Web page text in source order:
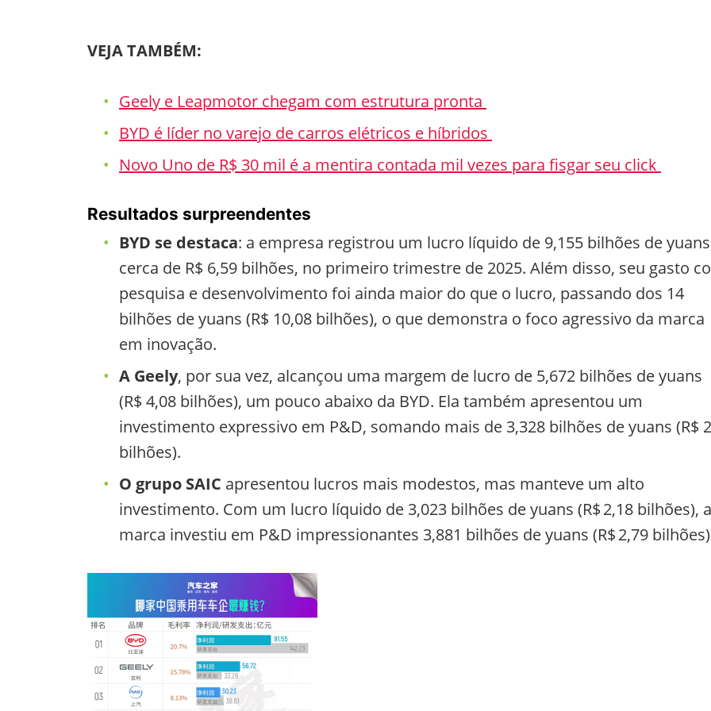
VEJA TAMBÉM:
Geely e Leapmotor chegam com estrutura pronta
BYD é líder no varejo de carros elétricos e híbridos
Novo Uno de R$ 30 mil é a mentira contada mil vezes para fisgar seu click
Resultados surpreendentes
BYD se destaca: a empresa registrou um lucro líquido de 9,155 bilhões de
cerca de R$ 6,59 bilhões, no primeiro trimestre de 2025. Além disso, seu gasto
pesquisa e desenvolvimento foi ainda maior do que o lucro, passando dos 14
bilhões de yuans (R$ 10,08 bilhões), o que demonstra o foco agressivo da marca
em inovação.
A Geely, por sua vez, alcançou uma margem de lucro de 5,672 bilhões de yuans
(R$ 4,08 bilhões), um pouco abaixo da BYD. Ela também apresentou um
investimento expressivo em P&D, somando mais de 3,328 bilhões de yuans (R$
bilhões).
O grupo SAIC apresentou lucros mais modestos, mas manteve um alto
investimento. Com um lucro líquido de 3,023 bilhões de yuans (R$ 2,18 bilhões), a
marca investiu em P&D impressionantes 3,881 bilhões de yuans (R$ 2,79